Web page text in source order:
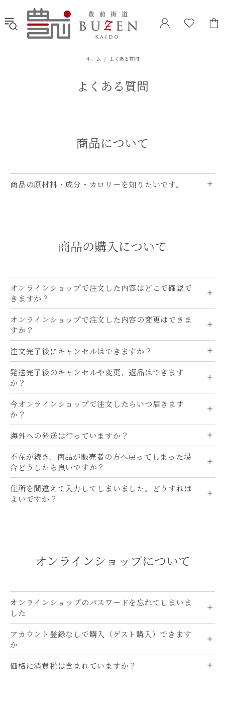
ホーム よくある質問
よく​ある​質問
商品に​ついて
商品の原材料・成分・カロリーを知りたいです。
商品の​購入に​ついて
オンラインショップで注文した内容はどこで確認で
きますか？
オンラインショップで注文した内容の変更はできま
すか？
注文完了後にキャンセルはできますか？
発送完了後のキャンセルや変更、返品はできます
か？
今オンラインショップで注文したらいつ届きます
か？
海外への発送は行っていますか？
不在が続き、商品が販売者の方へ戻ってしまった場
合どうしたら良いですか？
住所を間違えて入力してしまいました。どうすれば
よいですか？
オンラインショップに​ついて
オンラインショップのパスワードを忘れてしまいま
した
アカウント登録なしで購入（ゲスト購入）できます
か
価格に消費税は含まれていますか？